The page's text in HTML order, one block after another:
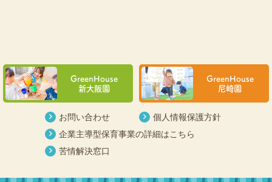
GreenHouse
新大阪園
GreenHouse
尼崎園
お問い合わせ
個人情報保護方針
企業主導型保育事業の詳細はこちら
苦情解決窓口